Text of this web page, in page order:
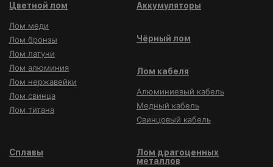
Цветной лом
Лом меди
Лом бронзы
Лом латуни
Лом алюминия
Лом нержавейки
Лом свинца
Лом титана
Аккумуляторы
Чёрный лом
Лом кабеля
Алюминиевый кабель
Медный кабель
Свинцовый кабель
Сплавы
Лом драгоценных
металлов